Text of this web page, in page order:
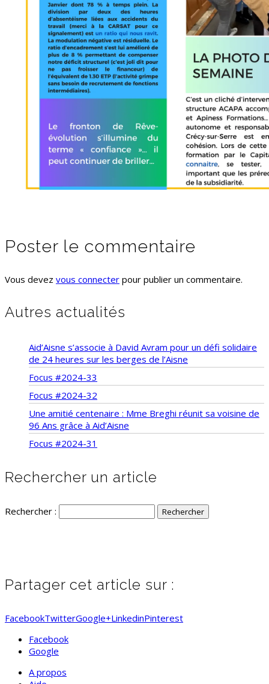
Poster le commentaire
Vous devez vous connecter pour publier un commentaire.
Autres actualités
Aid’Aisne s’associe à David Avram pour un défi solidaire
de 24 heures sur les berges de l’Aisne
Focus #2024-33
Focus #2024-32
Une amitié centenaire : Mme Breghi réunit sa voisine de
96 Ans grâce à Aid’Aisne
Focus #2024-31
Rechercher un article
Rechercher :
Partager cet article sur :
FacebookTwitterGoogle+LinkedinPinterest
Facebook
Google
A propos